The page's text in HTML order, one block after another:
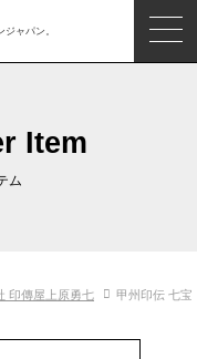
ャパン。
Item
ム
印傳屋上原勇七 甲州印伝 七宝